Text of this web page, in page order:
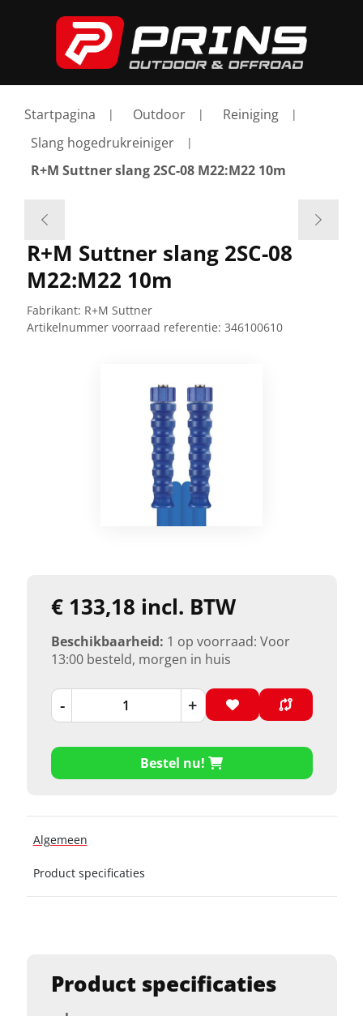
Startpagina Outdoor
Reiniging
Slang hogedrukreiniger
R+M Suttner slang 2SC-08 M22:M22 10m
Product specificaties
R+M Suttner slang 2SC-08
M22:M22 10m
Fabrikant: R+M Suttner
Artikelnummer voorraad referentie: 346100610
€ 133,18 incl. BTW
Beschikbaarheid: 1 op voorraad: Voor
13:00 besteld, morgen in huis
- +
Bestel nu!
Algemeen
Product specificaties